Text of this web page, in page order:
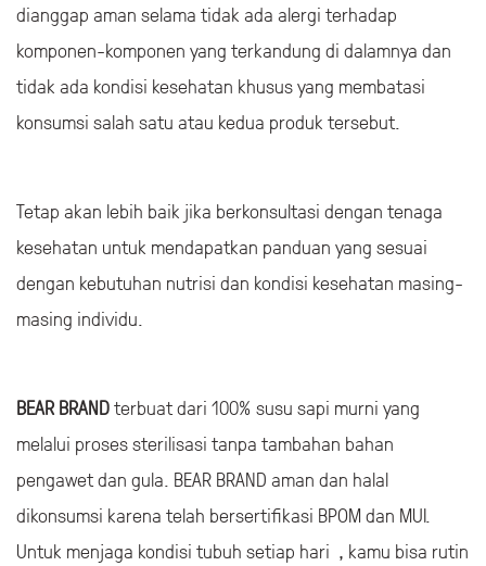
dianggap aman selama tidak ada alergi terhadap
komponen-komponen yang terkandung di dalamnya dan
tidak ada kondisi kesehatan khusus yang membatasi
konsumsi salah satu atau kedua produk tersebut.
Tetap akan lebih baik jika berkonsultasi dengan tenaga
kesehatan untuk mendapatkan panduan yang sesuai
dengan kebutuhan nutrisi dan kondisi kesehatan masing-
masing individu.
BEAR BRANDterbuat dari 100% susu sapi murni yang
melalui proses sterilisasi tanpa tambahan bahan
pengawet dan gula. BEAR BRAND aman dan halal
dikonsumsi karena telah bersertifikasi BPOM dan MUI.
Untuk menjaga kondisi tubuh setiap hari , kamu bisa rutin